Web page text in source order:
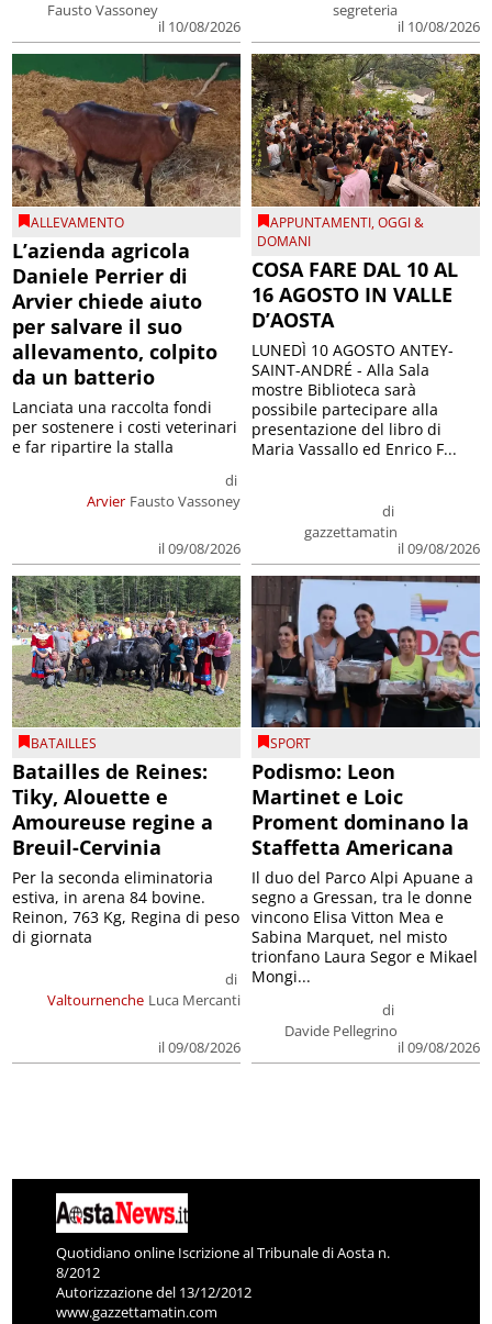
Fausto Vassoney
il 10/08/2026
segreteria
il 10/08/2026
ALLEVAMENTO
L’azienda agricola
Daniele Perrier di
Arvier chiede aiuto
per salvare il suo
allevamento, colpito
da un batterio
Arvier
di
Fausto Vassoney
il 09/08/2026
Lanciata una raccolta fondi
per sostenere i costi veterinari
e far ripartire la stalla
APPUNTAMENTI,OGGI &
DOMANI
COSA FARE DAL 10 AL
16 AGOSTO IN VALLE
D’AOSTA
di
gazzettamatin
il 09/08/2026
LUNEDÌ 10 AGOSTO ANTEY-
SAINT-ANDRÉ - Alla Sala
mostre Biblioteca sarà
possibile partecipare alla
presentazione del libro di
Maria Vassallo ed Enrico F...
BATAILLES
Batailles de Reines:
Tiky, Alouette e
Amoureuse regine a
Breuil-Cervinia
Valtournenche
di
Luca Mercanti
il 09/08/2026
Per la seconda eliminatoria
estiva, in arena 84 bovine.
Reinon, 763 Kg, Regina di peso
di giornata
SPORT
Podismo: Leon
Martinet e Loic
Proment dominano la
Staffetta Americana
di
Davide Pellegrino
il 09/08/2026
Il duo del Parco Alpi Apuane a
segno a Gressan, tra le donne
vincono Elisa Vitton Mea e
Sabina Marquet, nel misto
trionfano Laura Segor e Mikael
Mongi...
Quotidiano online Iscrizione al Tribunale di Aosta n.
8/2012
Autorizzazione del 13/12/2012
www.gazzettamatin.com